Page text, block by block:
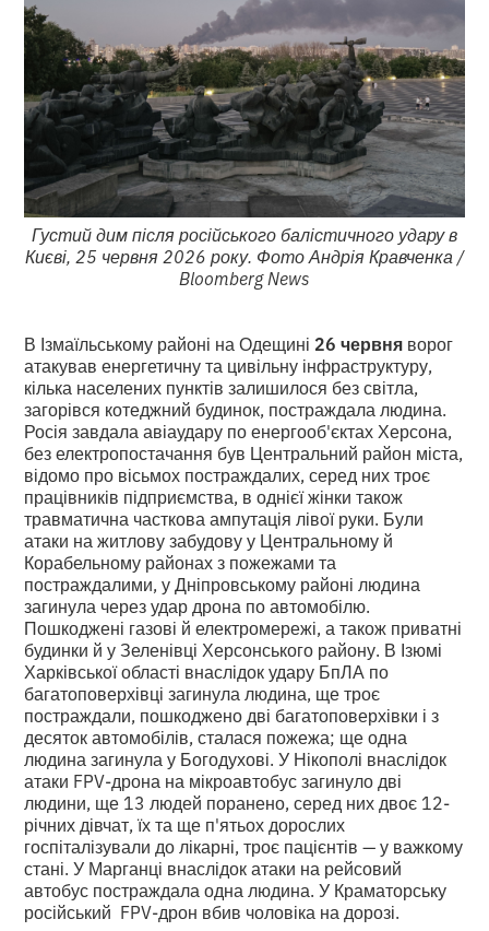
Густий дим після російського балістичного удару в
Києві, 25 червня 2026 року. Фото Андрія Кравченка /
Bloomberg News
В Ізмаїльському районі на Одещині 26 червня ворог
атакував енергетичну та цивільну інфраструктуру,
кілька населених пунктів залишилося без світла,
загорівся котеджний будинок, постраждала людина.
Росія завдала авіаудару по енергооб'єктах Херсона,
без електропостачання був Центральний район міста,
відомо про вісьмох постраждалих, серед них троє
працівників підприємства, в однієї жінки також
травматична часткова ампутація лівої руки. Були
атаки на житлову забудову у Центральному й
Корабельному районах з пожежами та
постраждалими, у Дніпровському районі людина
загинула через удар дрона по автомобілю.
Пошкоджені газові й електромережі, а також приватні
будинки й у Зеленівці Херсонського району. В Ізюмі
Харківської області внаслідок удару БпЛА по
багатоповерхівці загинула людина, ще троє
постраждали, пошкоджено дві багатоповерхівки і з
десяток автомобілів, сталася пожежа; ще одна
людина загинула у Богодухові. У Нікополі внаслідок
атаки FPV-дрона на мікроавтобус загинуло дві
людини, ще 13 людей поранено, серед них двоє 12-
річних дівчат, їх та ще п'ятьох дорослих
госпіталізували до лікарні, троє пацієнтів — у важкому
стані. У Марганці внаслідок атаки на рейсовий
автобус постраждала одна людина. У Краматорську
російський FPV-дрон вбив чоловіка на дорозі.